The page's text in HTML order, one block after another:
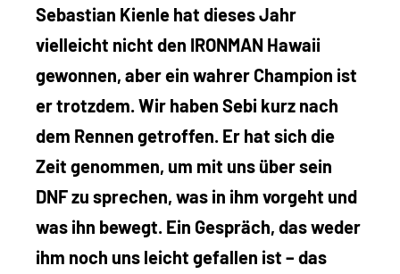
Sebastian Kienle hat dieses Jahr
vielleicht nicht den IRONMAN Hawaii
gewonnen, aber ein wahrer Champion ist
er trotzdem. Wir haben Sebi kurz nach
dem Rennen getroffen. Er hat sich die
Zeit genommen, um mit uns über sein
DNF zu sprechen, was in ihm vorgeht und
was ihn bewegt. Ein Gespräch, das weder
ihm noch uns leicht gefallen ist – das